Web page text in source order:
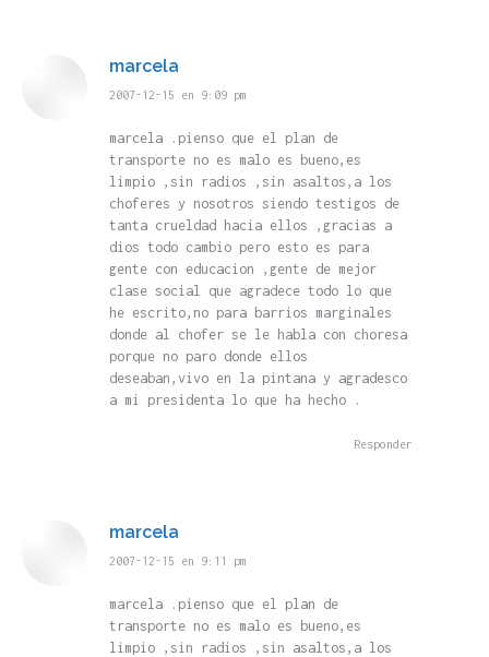
marcela
dice:
2007-12-15 en 9:09 pm
marcela .pienso que el plan de
transporte no es malo es bueno,es
limpio ,sin radios ,sin asaltos,a los
choferes y nosotros siendo testigos de
tanta crueldad hacia ellos ,gracias a
dios todo cambio pero esto es para
gente con educacion ,gente de mejor
clase social que agradece todo lo que
he escrito,no para barrios marginales
donde al chofer se le habla con choresa
porque no paro donde ellos
deseaban,vivo en la pintana y agradesco
a mi presidenta lo que ha hecho .
Responder
marcela
dice:
2007-12-15 en 9:11 pm
marcela .pienso que el plan de
transporte no es malo es bueno,es
limpio ,sin radios ,sin asaltos,a los